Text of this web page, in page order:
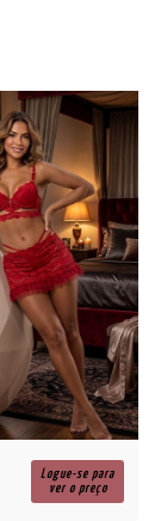
Logue-se para
ver o preço